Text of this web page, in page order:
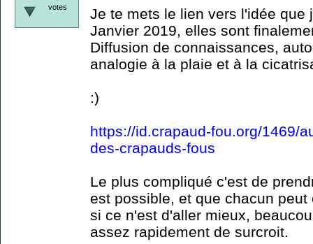
votes
Je te mets le lien vers l'idée que
Janvier 2019, elles sont
Diffusion de connaissances,
analogie à la plaie et à la
:)
https://id.crapaud-fou.org/1469/
des-crapauds-fous
Le plus compliqué c'est de
est possible, et que chacun
si ce n'est d'aller mieux,
assez rapidement de surcroit.